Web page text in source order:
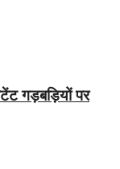
गड़बड़ियों पर